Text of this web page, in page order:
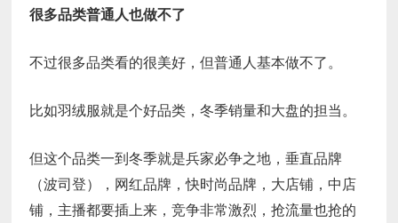
很多品类普通人也做不了
不过很多品类看的很美好，但普通人基本做不了。
比如羽绒服就是个好品类，冬季销量和大盘的担当。
但这个品类一到冬季就是兵家必争之地，垂直品牌
（波司登），网红品牌，快时尚品牌，大店铺，中店
铺，主播都要插上来，竞争非常激烈，抢流量也抢的